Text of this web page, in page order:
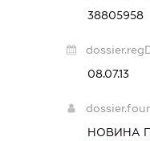
38805958
08.07.13
НОВИНА